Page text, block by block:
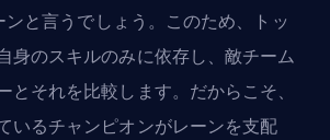
ンと言うでしょう。このため、トッ
身のスキルのみに依存し、敵チーム
とそれを比較します。だからこそ、
いるチャンピオンがレーンを支配